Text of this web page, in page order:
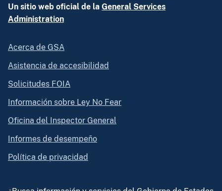
Un sitio web oficial de la General Services
Administration
Acerca de GSA
Asistencia de accesibilidad
Solicitudes FOIA
Información sobre Ley No Fear
Oficina del Inspector General
Informes de desempeño
Política de privacidad